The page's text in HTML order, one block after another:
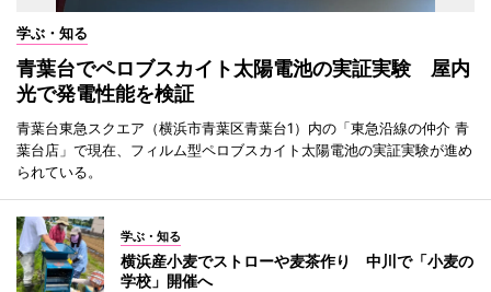
学ぶ・知る
青葉台でペロブスカイト太陽電池の実証実験 屋内
光で発電性能を検証
青葉台東急スクエア（横浜市青葉区青葉台1）内の「東急沿線の仲介 青
葉台店」で現在、フィルム型ペロブスカイト太陽電池の実証実験が進め
られている。
学ぶ・知る
横浜産小麦でストローや麦茶作り 中川で「小麦の
学校」開催へ